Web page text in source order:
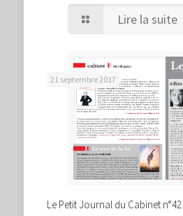
Lire la suite
21 septembre 2017
Le Petit Journal du Cabinet